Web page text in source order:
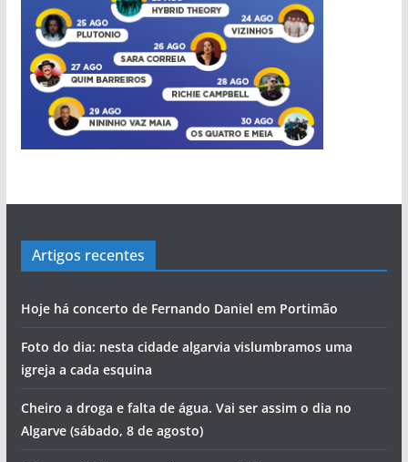
OS NOSSOS VÍDEOS
pub
Artigos recentes